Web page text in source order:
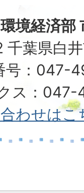
境経済部
葉県白
号：047-
ス：047-
わせはこ